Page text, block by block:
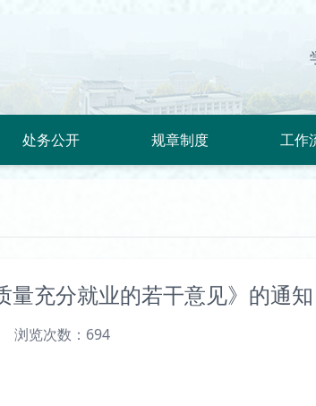
处务公开 规章制度 工作
充分就业的若干意见》的通知
浏览次数： 694